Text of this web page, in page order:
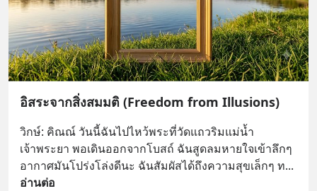
อิสระจากสิ่งสมมติ (Freedom from Illusions)
วิกษ์: คิณณ์ วันนี้ฉันไปไหว้พระที่วัดแถวริมแม่น้ำ
เจ้าพระยา พอเดินออกจากโบสถ์ ฉันสูดลมหายใจเข้าลึกๆ
อากาศมันโปร่งโล่งดีนะ ฉันสัมผัสได้ถึงความสุขเล็กๆ ท
อ่านต่อ